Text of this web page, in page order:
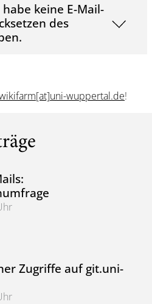
keine E-Mail-
des
wuppertal.de!
Zugriffe auf git.uni-